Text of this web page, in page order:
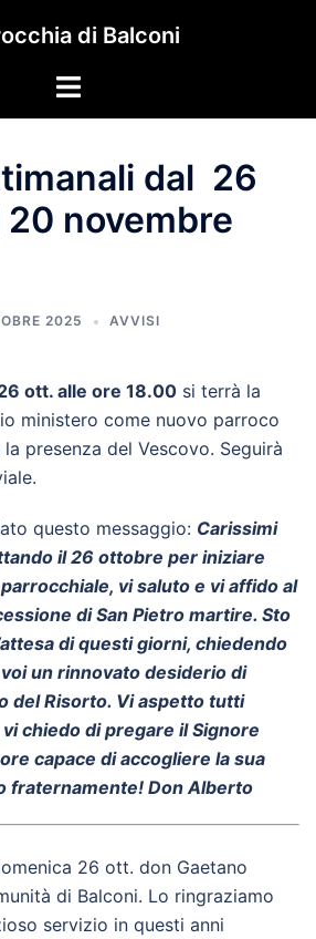
di Balconi
Mostra/Nascondi
dal 26
novembre
2025 AVVISI
ott. alle ore 18.00 si terrà la
ministero come nuovo parroco
presenza del Vescovo. Seguirà
questo messaggio: Carissimi
il 26 ottobre per iniziare
vi saluto e vi affido al
di San Pietro martire. Sto
di questi giorni, chiedendo
un rinnovato desiderio di
del Risorto. Vi aspetto tutti
chiedo di pregare il Signore
capace di accogliere la sua
fraternamente! Don Alberto
26 ott. don Gaetano
di Balconi. Lo ringraziamo
servizio in questi anni